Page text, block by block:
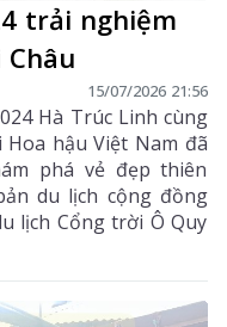
trải nghiệm
15/07/2026 21:56
Hà Trúc Linh cùng
hậu Việt Nam đã
phá vẻ đẹp thiên
du lịch cộng đồng
lịch Cổng trời Ô Quy